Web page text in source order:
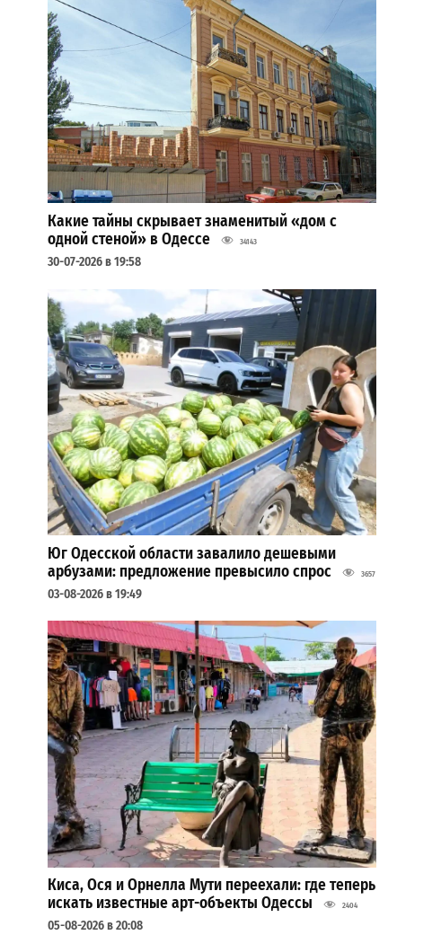
Какие тайны скрывает знаменитый «дом с
одной стеной» в Одессе
34143
30-07-2026 в 19:58
Юг Одесской области завалило дешевыми
арбузами: предложение превысило спрос
3657
03-08-2026 в 19:49
Киса, Ося и Орнелла Мути переехали: где теперь
искать известные арт-объекты Одессы
2404
05-08-2026 в 20:08